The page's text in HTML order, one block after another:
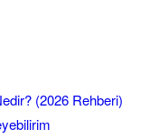
(2026 Rehberi)